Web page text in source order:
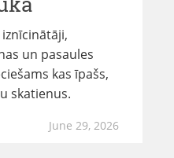
un pasaules
kas īpašs,
skatienus.
June 29, 2026